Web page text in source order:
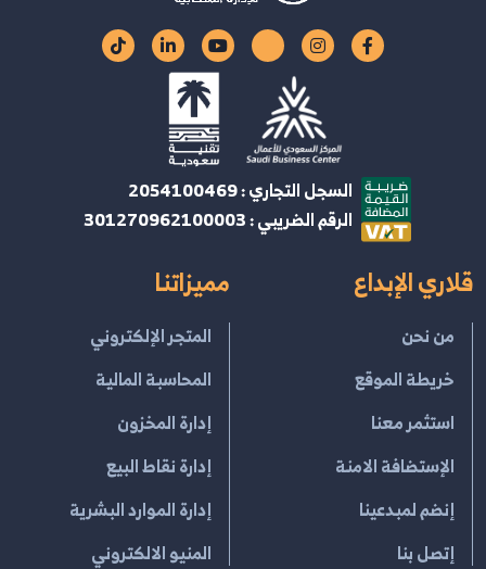
السجل التجاري : 2054100469
الرقم الضريبي : 301270962100003
قلاري الإبداع
من نحن
خريطة الموقع
استثمر معنا
الإستضافة الامنة
إنضم لمبدعينا
إتصل بنا
مميزاتنا
المتجر الإلكتروني
المحاسبة المالية
إدارة المخزون
إدارة نقاط البيع
إدارة الموارد البشرية
المنيو الالكتروني